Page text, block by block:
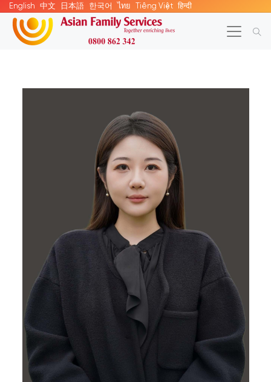
English 中文 日本語 한국어 ไทย Tiếng Việt हिन्दी